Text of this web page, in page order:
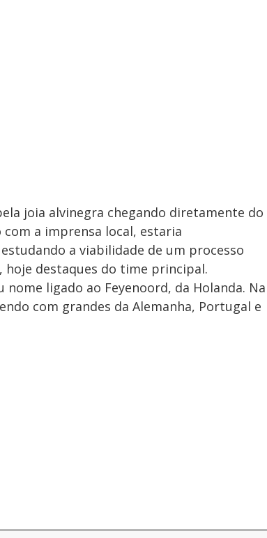
joia alvinegra chegando diretamente do
com a imprensa local, estaria
a viabilidade de um processo
hoje destaques do time principal.
ligado ao Feyenoord, da Holanda. Na
com grandes da Alemanha, Portugal e